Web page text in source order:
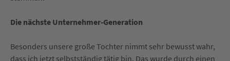
Die nächste Unternehmer-Generation
Besonders unsere große Tochter nimmt sehr bewusst wahr,
dass ich jetzt selbstständig tätig bin. Das wurde durch einen